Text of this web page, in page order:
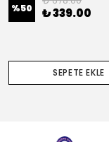
%50 ₺ 339.00
SEPETE EKLE